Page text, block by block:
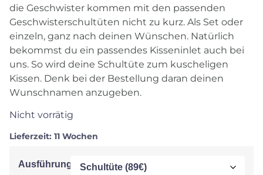
die Geschwister kommen mit den passenden
Geschwisterschultüten nicht zu kurz. Als Set oder
einzeln, ganz nach deinen Wünschen. Natürlich
bekommst du ein passendes Kisseninlet auch bei
uns. So wird deine Schultüte zum kuscheligen
Kissen. Denk bei der Bestellung daran deinen
Wunschnamen anzugeben.
Nicht vorrätig
Lieferzeit: 11 Wochen
Ausführung